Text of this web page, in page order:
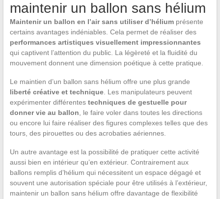
maintenir un ballon sans hélium
Maintenir un ballon en l’air sans utiliser d’héliumprésente
certains avantages indéniables. Cela permet de réaliser des
performances artistiques visuellement impressionnantes
qui captivent l’attention du public. La légèreté et la fluidité du
mouvement donnent une dimension poétique à cette pratique.
Le maintien d’un ballon sans hélium offre une plus grande
liberté créative et technique. Les manipulateurs peuvent
expérimenter différentes techniques de gestuelle pour
donner vie au ballon, le faire voler dans toutes les directions
ou encore lui faire réaliser des figures complexes telles que des
tours, des pirouettes ou des acrobaties aériennes.
Un autre avantage est la possibilité de pratiquer cette activité
aussi bien en intérieur qu’en extérieur. Contrairement aux
ballons remplis d’hélium qui nécessitent un espace dégagé et
souvent une autorisation spéciale pour être utilisés à l’extérieur,
maintenir un ballon sans hélium offre davantage de flexibilité